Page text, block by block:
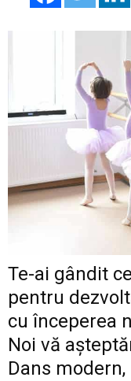
Te-ai gândit
pentru
cu începerea
Noi vă
Dans